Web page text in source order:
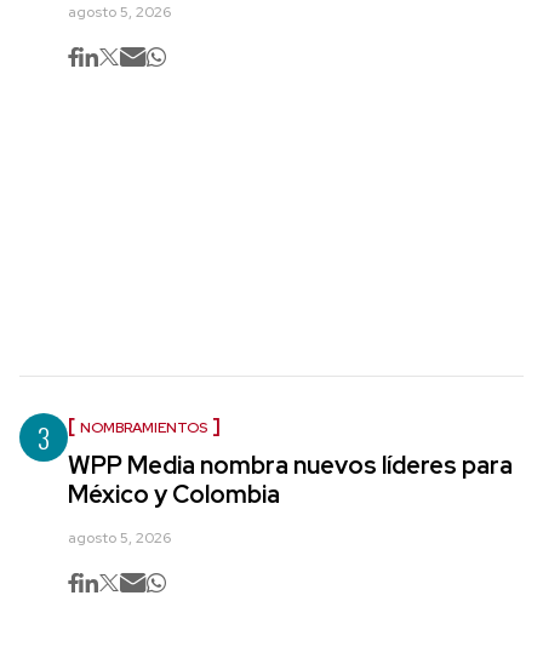
agosto 5, 2026
3 NOMBRAMIENTOS
WPP Media nombra nuevos líderes para
México y Colombia
agosto 5, 2026